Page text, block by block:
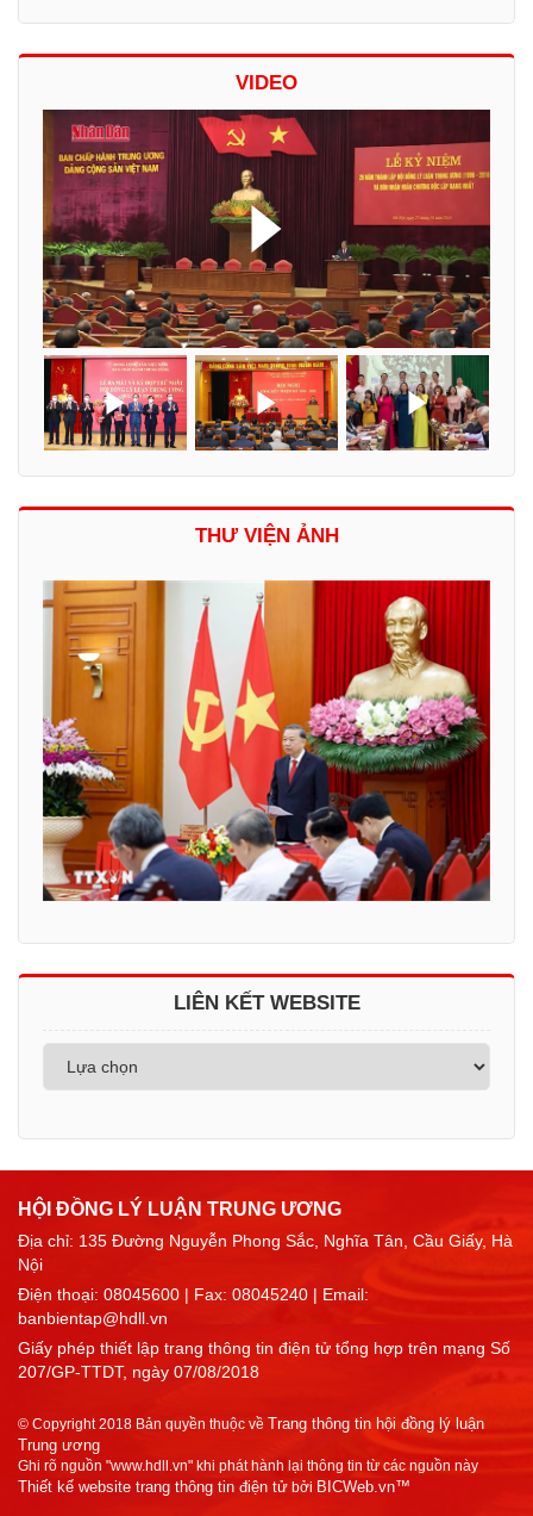
VIDEO
THƯ VIỆN ẢNH
LIÊN KẾT WEBSITE
HỘI ĐỒNG LÝ LUẬN TRUNG ƯƠNG
Địa chỉ: 135 Đường Nguyễn Phong Sắc, Nghĩa Tân, Cầu Giấy, Hà
Nội
Điện thoại: 08045600 | Fax: 08045240 | Email:
banbientap@hdll.vn
Giấy phép thiết lập trang thông tin điện tử tổng hợp trên mạng Số
207/GP-TTDT, ngày 07/08/2018
© Copyright 2018 Bản quyền thuộc về Trang thông tin hội đồng lý luận
Trung ương
Ghi rõ nguồn "www.hdll.vn" khi phát hành lại thông tin từ các nguồn này
Thiết kế website trang thông tin điện tử bởi BICWeb.vn™